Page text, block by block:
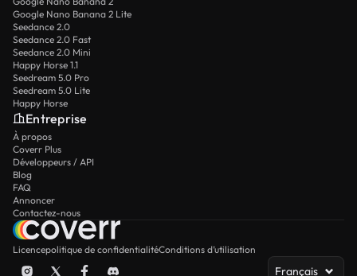
Google Nano Banana 2 Lite
Seedance 2.0
Seedance 2.0 Fast
Seedance 2.0 Mini
Happy Horse 1.1
Seedream 5.0 Pro
Seedream 5.0 Lite
Happy Horse
Entreprise
À propos
Coverr Plus
Développeurs / API
Blog
FAQ
Annoncer
Contactez-nous
Licencepolitique de confidentialitéConditions d’utilisation
Français